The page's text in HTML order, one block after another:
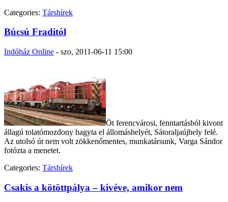
Categories: Társhírek
Búcsú Fraditól
Indóház Online - szo, 2011-06-11 15:00
Öt ferencvárosi, fenntartásból kivont
állagú tolatómozdony hagyta el állomáshelyét, Sátoraljaújhely felé.
Az utolsó út nem volt zökkenőmentes, munkatársunk, Varga Sándor
fotózta a menetet.
Categories: Társhírek
Csakis a kötöttpálya – kivéve, amikor nem